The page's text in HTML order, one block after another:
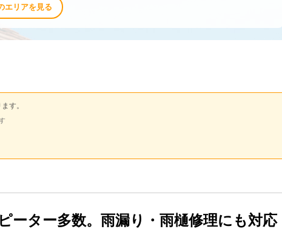
エリアを見る
す。
ーター多数。雨漏り・雨樋修理にも対応